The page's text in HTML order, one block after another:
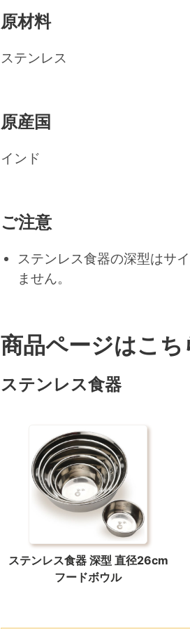
原材料
ステンレス
原産国
インド
ご注意
ステンレス食器の深型はサ
ません。
商品ページはこち
ステンレス食器
ステンレス食器 深型 直径26cm
フードボウル